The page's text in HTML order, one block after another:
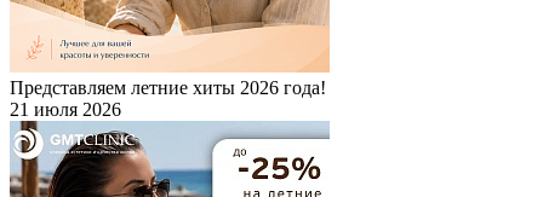
Представляем летние хиты 2026 года!
21 июля 2026